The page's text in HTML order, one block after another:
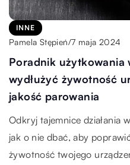
INNE
Pamela Stępień/7 maja 2024
Poradnik użytkowania
wydłużyć żywotność
jakość parowania
Odkryj tajemnice działania
jak o nie dbać, aby
żywotność twojego